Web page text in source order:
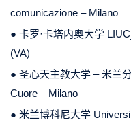
comunicazione – Milano
● 卡罗·卡塔内奥大学
(VA)
● 圣心天主教大学 – 米兰
Cuore – Milano
● 米兰博科尼大学